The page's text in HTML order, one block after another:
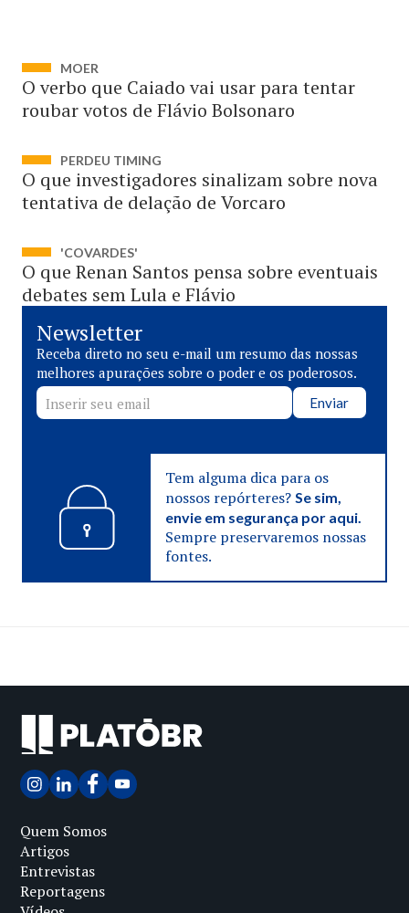
MOER
O verbo que Caiado vai usar para tentar
roubar votos de Flávio Bolsonaro
PERDEU TIMING
O que investigadores sinalizam sobre nova
tentativa de delação de Vorcaro
'COVARDES'
O que Renan Santos pensa sobre eventuais
debates sem Lula e Flávio
Newsletter
Receba direto no seu e-mail um resumo das nossas
melhores apurações sobre o poder e os poderosos.
Enviar
Tem alguma dica para os
nossos repórteres? Se sim,
envie em segurança por aqui.
Sempre preservaremos nossas
fontes.
Quem Somos
Artigos
Entrevistas
Reportagens